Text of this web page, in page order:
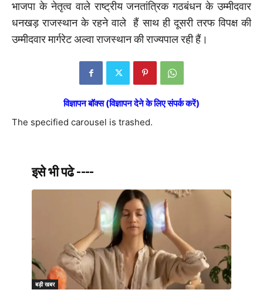
भाजपा के नेतृत्व वाले राष्ट्रीय जनतांत्रिक गठबंधन के उम्मीदवार
धनखड़ राजस्थान के रहने वाले हैं साथ ही दूसरी तरफ विपक्ष की
उम्मीदवार मार्गरेट अल्वा राजस्थान की राज्यपाल रही हैं।
विज्ञापन बॉक्स (विज्ञापन देने के लिए संपर्क करें)
The specified carousel is trashed.
इसे भी पढे ----
बड़ी खबर